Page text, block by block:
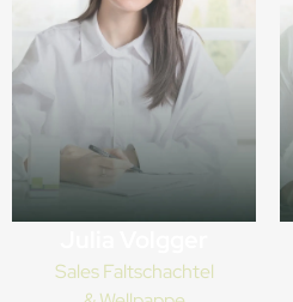
Sales Faltschachtel